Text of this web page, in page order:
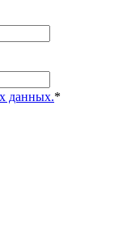
данных.*